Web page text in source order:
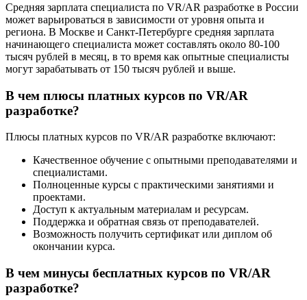
Средняя зарплата специалиста по VR/AR разработке в России
может варьироваться в зависимости от уровня опыта и
региона. В Москве и Санкт-Петербурге средняя зарплата
начинающего специалиста может составлять около 80-100
тысяч рублей в месяц, в то время как опытные специалисты
могут зарабатывать от 150 тысяч рублей и выше.
В чем плюсы платных курсов по VR/AR
разработке?
Плюсы платных курсов по VR/AR разработке включают:
Качественное обучение с опытными преподавателями и
специалистами.
Полноценные курсы с практическими занятиями и
проектами.
Доступ к актуальным материалам и ресурсам.
Поддержка и обратная связь от преподавателей.
Возможность получить сертификат или диплом об
окончании курса.
В чем минусы бесплатных курсов по VR/AR
разработке?